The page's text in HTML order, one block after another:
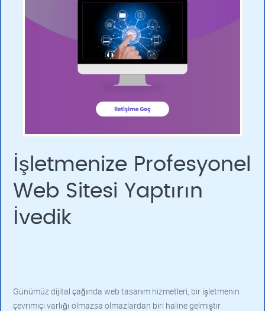
İşletmenize Profesyonel
Web Sitesi Yaptırın
İvedik
Günümüz dijital çağında web tasarım hizmetleri, bir işletmenin
çevrimiçi varlığı olmazsa olmazlardan biri haline gelmiştir.